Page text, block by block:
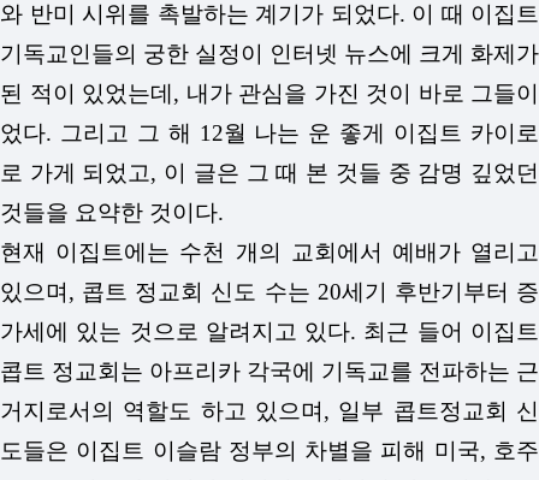
와 반미 시위를 촉발하는 계기가 되었다. 이 때 이집트
기독교인들의 궁한 실정이 인터넷 뉴스에 크게 화제가
된 적이 있었는데, 내가 관심을 가진 것이 바로 그들이
었다. 그리고 그 해 12월 나는 운 좋게 이집트 카이로
로 가게 되었고, 이 글은 그 때 본 것들 중 감명 깊었던
것들을 요약한 것이다.
현재 이집트에는 수천 개의 교회에서 예배가 열리고
있으며, 콥트 정교회 신도 수는 20세기 후반기부터 증
가세에 있는 것으로 알려지고 있다. 최근 들어 이집트
콥트 정교회는 아프리카 각국에 기독교를 전파하는 근
거지로서의 역할도 하고 있으며, 일부 콥트정교회 신
도들은 이집트 이슬람 정부의 차별을 피해 미국, 호주